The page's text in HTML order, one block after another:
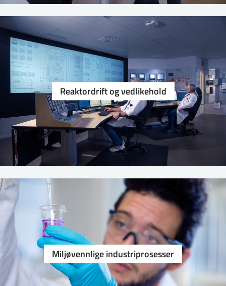
Reaktordrift og vedlikehold
Miljøvennlige industriprosesser